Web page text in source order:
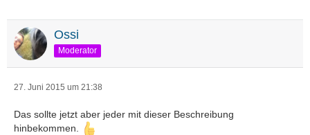
Ossi
Moderator
27. Juni 2015 um 21:38
Das sollte jetzt aber jeder mit dieser Beschreibung
hinbekommen.